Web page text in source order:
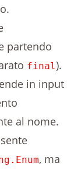
partendo
final).
in input
al nome.
, ma